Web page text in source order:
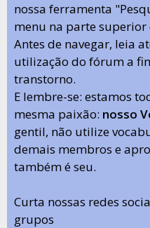
nossa ferramenta
menu na parte superior
Antes de navegar, leia
utilização do fórum a
transtorno.
E lembre-se: estamos
mesma paixão: nosso
gentil, não utilize
demais membros e
também é seu.
Curta nossas redes
grupos